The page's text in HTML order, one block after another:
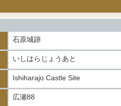
石原城跡
いしはらじょうあと
Ishiharajo Castle Site
広瀬88